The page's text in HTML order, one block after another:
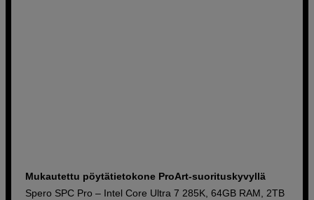
Mukautettu pöytätietokone ProArt-suorituskyvyllä
Spero SPC Pro – Intel Core Ultra 7 285K, 64GB RAM, 2TB